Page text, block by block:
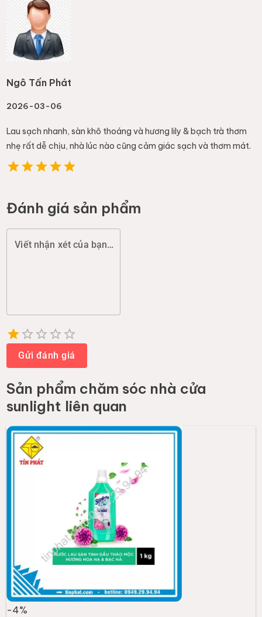
Ngô Tấn Phát
2026-03-06
Lau sạch nhanh, sàn khô thoáng và hương lily & bạch trà thơm
nhẹ rất dễ chịu, nhà lúc nào cũng cảm giác sạch và thơm mát.
Đánh giá sản phẩm
Viết nhận xét của bạn (chất lượng, đóng gói, giao hàng...)
1 Star
2 Stars
3 Stars
4 Stars
5 Stars
Gửi đánh giá
Sản phẩm chăm sóc nhà cửa
sunlight liên quan
-4%